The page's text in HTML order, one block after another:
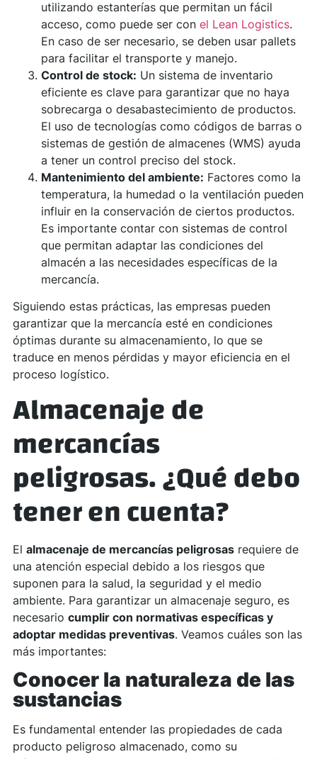
utilizando estanterías que permitan un fácil
acceso, como puede ser con el Lean Logistics.
En caso de ser necesario, se deben usar pallets
para facilitar el transporte y manejo.
Control de stock: Un sistema de inventario
eficiente es clave para garantizar que no haya
sobrecarga o desabastecimiento de productos.
El uso de tecnologías como códigos de barras o
sistemas de gestión de almacenes (WMS) ayuda
a tener un control preciso del stock.
Mantenimiento del ambiente: Factores como la
temperatura, la humedad o la ventilación pueden
influir en la conservación de ciertos productos.
Es importante contar con sistemas de control
que permitan adaptar las condiciones del
almacén a las necesidades específicas de la
mercancía.
Siguiendo estas prácticas, las empresas pueden
garantizar que la mercancía esté en condiciones
óptimas durante su almacenamiento, lo que se
traduce en menos pérdidas y mayor eficiencia en el
proceso logístico.
Almacenaje de
mercancías
peligrosas. ¿Qué debo
tener en cuenta?
El almacenaje de mercancías peligrosasrequiere de
una atención especial debido a los riesgos que
suponen para la salud, la seguridad y el medio
ambiente. Para garantizar un almacenaje seguro, es
necesario cumplir con normativas específicas y
adoptar medidas preventivas. Veamos cuáles son las
más importantes:
Conocer la naturaleza de las
sustancias
Es fundamental entender las propiedades de cada
producto peligroso almacenado, como su